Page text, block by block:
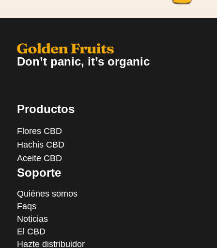
Don’t panic, it’s organic
Productos
Flores CBD
Hachis CBD
Aceite CBD
Soporte
Quiénes somos
Faqs
Noticias
El CBD
Hazte distribuidor